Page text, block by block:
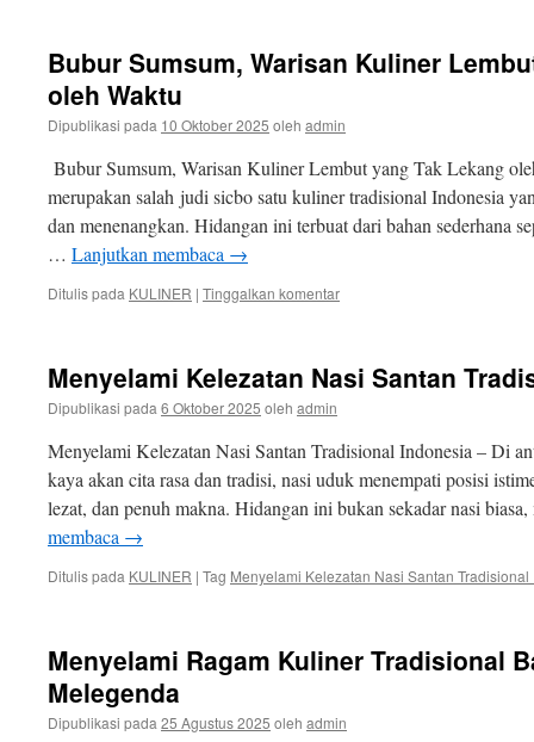
Bubur Sumsum, Warisan Kuliner
oleh Waktu
Dipublikasi pada 10 Oktober 2025 oleh admin
Bubur Sumsum, Warisan Kuliner Lembut yang Tak Lekang
merupakan salah judi sicbo satu kuliner tradisional Indonesia
dan menenangkan. Hidangan ini terbuat dari bahan sederhana
… Lanjutkan membaca →
Ditulis pada KULINER | Tinggalkan komentar
Menyelami Kelezatan Nasi Santan
Dipublikasi pada 6 Oktober 2025 oleh admin
Menyelami Kelezatan Nasi Santan Tradisional Indonesia – Di
kaya akan cita rasa dan tradisi, nasi uduk menempati posisi
lezat, dan penuh makna. Hidangan ini bukan sekadar nasi
membaca →
Ditulis pada KULINER | Tag Menyelami Kelezatan Nasi Santan
Menyelami Ragam Kuliner Tradisional
Melegenda
Dipublikasi pada 25 Agustus 2025 oleh admin